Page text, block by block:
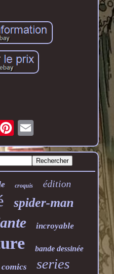
croquis édition
spider-man
incroyable
bande dessinée
comics series